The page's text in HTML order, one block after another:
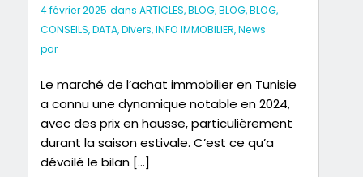
4 février 2025 dans ARTICLES,BLOG,BLOG,BLOG,
CONSEILS,DATA,Divers,INFO IMMOBILIER,News
par
Le marché de l’achat immobilier en Tunisie
a connu une dynamique notable en 2024,
avec des prix en hausse, particulièrement
durant la saison estivale. C’est ce qu’a
dévoilé le bilan […]